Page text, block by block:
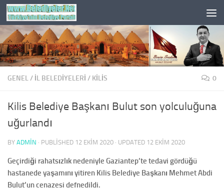
Skip to content
GENEL/ İL BELEDİYELERİ / KILIS 0
Kilis Belediye Başkanı Bulut son yolculuğuna
uğurlandı
BY ADMIN · PUBLISHED 12 EKIM 2020 · UPDATED 12 EKIM 2020
Geçirdiği rahatsızlık nedeniyle Gaziantep’te tedavi gördüğü
hastanede yaşamını yitiren Kilis Belediye Başkanı Mehmet Abdi
Bulut’un cenazesi defnedildi.